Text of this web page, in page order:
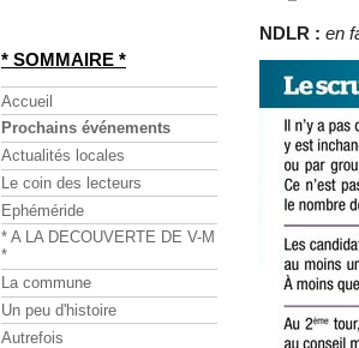
NDLR : en
* SOMMAIRE *
Accueil
Prochains événements
Actualités locales
Le coin des lecteurs
Ephéméride
* A LA DECOUVERTE DE V-M
*
La commune
Un peu d'histoire
Autrefois